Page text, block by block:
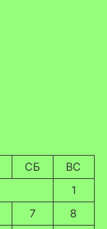
СБ
ВС
1
7
8